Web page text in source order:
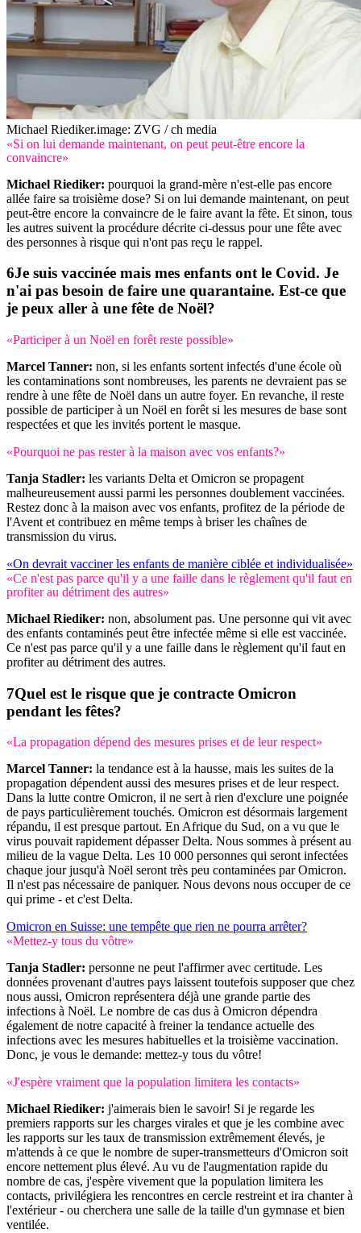
Michael Riediker.image: ZVG / ch media
«Si on lui demande maintenant, on peut peut-être encore la
convaincre»
Michael Riediker: pourquoi la grand-mère n'est-elle pas encore
allée faire sa troisième dose? Si on lui demande maintenant, on peut
peut-être encore la convaincre de le faire avant la fête. Et sinon, tous
les autres suivent la procédure décrite ci-dessus pour une fête avec
des personnes à risque qui n'ont pas reçu le rappel.
Je suis vaccinée mais mes enfants ont le Covid. Je
n'ai pas besoin de faire une quarantaine. Est-ce que
je peux aller à une fête de Noël?
«Participer à un Noël en forêt reste possible»
Marcel Tanner: non, si les enfants sortent infectés d'une école où
les contaminations sont nombreuses, les parents ne devraient pas se
rendre à une fête de Noël dans un autre foyer. En revanche, il reste
possible de participer à un Noël en forêt si les mesures de base sont
respectées et que les invités portent le masque.
«Pourquoi ne pas rester à la maison avec vos enfants?»
Tanja Stadler: les variants Delta et Omicron se propagent
malheureusement aussi parmi les personnes doublement vaccinées.
Restez donc à la maison avec vos enfants, profitez de la période de
l'Avent et contribuez en même temps à briser les chaînes de
transmission du virus.
«On devrait vacciner les enfants de manière ciblée et individualisée»
«Ce n'est pas parce qu'il y a une faille dans le règlement qu'il faut en
profiter au détriment des autres»
Michael Riediker: non, absolument pas. Une personne qui vit avec
des enfants contaminés peut être infectée même si elle est vaccinée.
Ce n'est pas parce qu'il y a une faille dans le règlement qu'il faut en
profiter au détriment des autres.
Quel est le risque que je contracte Omicron
pendant les fêtes?
«La propagation dépend des mesures prises et de leur respect»
Marcel Tanner: la tendance est à la hausse, mais les suites de la
propagation dépendent aussi des mesures prises et de leur respect.
Dans la lutte contre Omicron, il ne sert à rien d'exclure une poignée
de pays particulièrement touchés. Omicron est désormais largement
répandu, il est presque partout. En Afrique du Sud, on a vu que le
virus pouvait rapidement dépasser Delta. Nous sommes à présent au
milieu de la vague Delta. Les 10 000 personnes qui seront infectées
chaque jour jusqu'à Noël seront très peu contaminées par Omicron.
Il n'est pas nécessaire de paniquer. Nous devons nous occuper de ce
qui prime - et c'est Delta.
Omicron en Suisse: une tempête que rien ne pourra arrêter?
«Mettez-y tous du vôtre»
Tanja Stadler: personne ne peut l'affirmer avec certitude. Les
données provenant d'autres pays laissent toutefois supposer que chez
nous aussi, Omicron représentera déjà une grande partie des
infections à Noël. Le nombre de cas dus à Omicron dépendra
également de notre capacité à freiner la tendance actuelle des
infections avec les mesures habituelles et la troisième vaccination.
Donc, je vous le demande: mettez-y tous du vôtre!
«J'espère vraiment que la population limitera les contacts»
Michael Riediker: j'aimerais bien le savoir! Si je regarde les
premiers rapports sur les charges virales et que je les combine avec
les rapports sur les taux de transmission extrêmement élevés, je
m'attends à ce que le nombre de super-transmetteurs d'Omicron soit
encore nettement plus élevé. Au vu de l'augmentation rapide du
nombre de cas, j'espère vivement que la population limitera les
contacts, privilégiera les rencontres en cercle restreint et ira chanter à
l'extérieur - ou cherchera une salle de la taille d'un gymnase et bien
ventilée.